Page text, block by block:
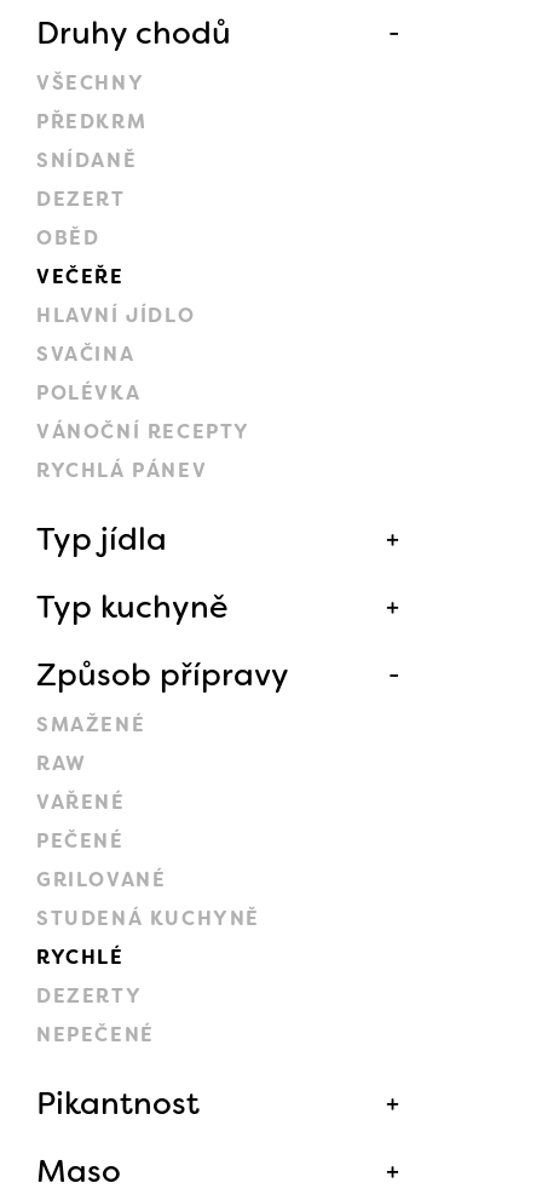
Druhy chodů
VŠECHNY
PŘEDKRM
SNÍDANĚ
DEZERT
OBĚD
VEČEŘE
HLAVNÍ JÍDLO
SVAČINA
POLÉVKA
VÁNOČNÍ RECEPTY
RYCHLÁ PÁNEV
Typ jídla
Typ kuchyně
Způsob přípravy
SMAŽENÉ
RAW
VAŘENÉ
PEČENÉ
GRILOVANÉ
STUDENÁ KUCHYNĚ
RYCHLÉ
DEZERTY
NEPEČENÉ
Pikantnost
Maso